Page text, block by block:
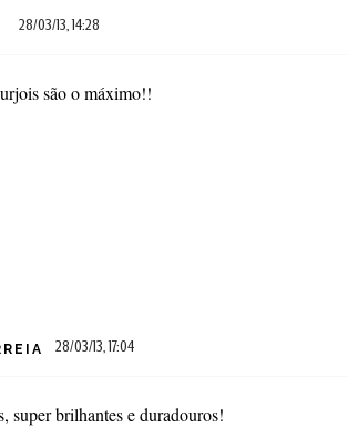
28/03/13, 14:28
são o máximo!!
28/03/13, 17:04
super brilhantes e duradouros!